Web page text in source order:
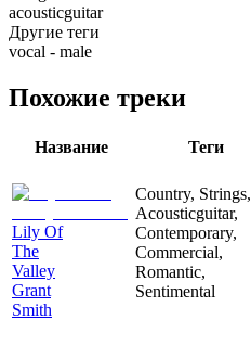
acousticguitar
Другие теги
vocal - male
Похожие треки
Название Теги
Lily Of
The
Valley
Grant
Smith
Country, Strings,
Acousticguitar,
Contemporary,
Commercial,
Romantic,
Sentimental